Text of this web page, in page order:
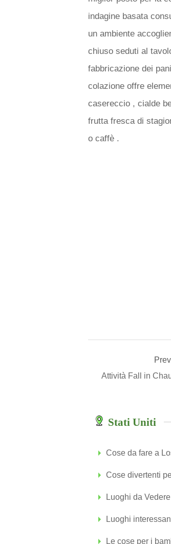
indagine basata
un ambiente
chiuso seduti al
fabbricazione dei
colazione offre
casereccio , cialde
frutta fresca di
o caffè .
Attività Fall in
Stati Uniti
Cose da fare a
Cose divertenti
Luoghi da
Luoghi
Le cose per i